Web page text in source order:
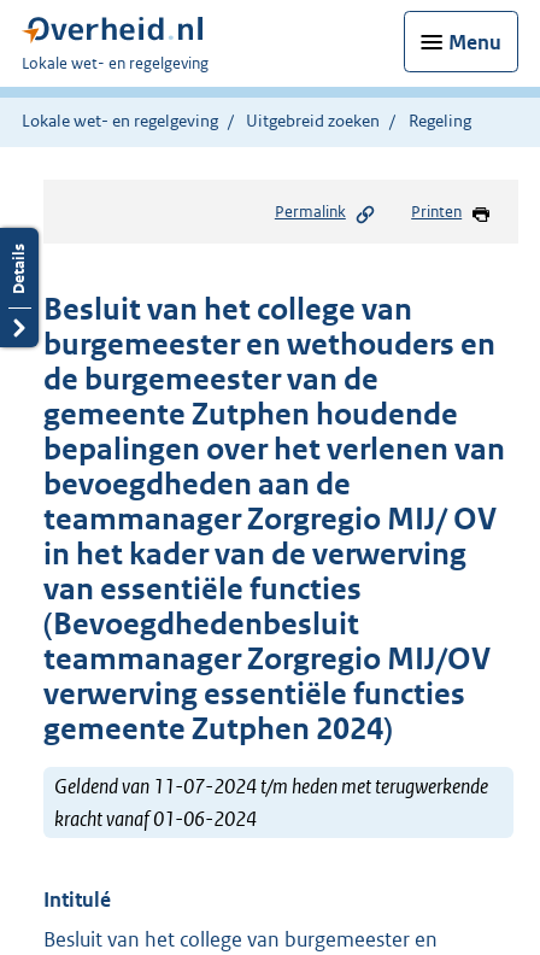
Menu
U
bent
hier:
Lokale wet- en regelgeving
Lokale wet- en regelgeving Uitgebreid zoeken Regeling
Permalink Printen
Besluit van het college van
burgemeester en wethouders en
de burgemeester van de
gemeente Zutphen houdende
bepalingen over het verlenen van
bevoegdheden aan de
teammanager Zorgregio MIJ/ OV
in het kader van de verwerving
van essentiële functies
(Bevoegdhedenbesluit
teammanager Zorgregio MIJ/OV
verwerving essentiële functies
gemeente Zutphen 2024)
Geldend van 11-07-2024 t/m heden met terugwerkende
kracht vanaf 01-06-2024
Intitulé
Besluit van het college van burgemeester en